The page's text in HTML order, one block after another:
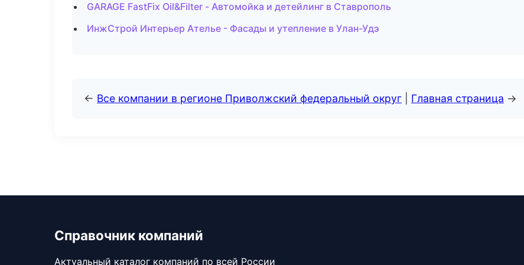
GARAGE FastFix Oil&Filter - Автомойка и детейлинг в Ставрополь
ИнжСтрой Интерьер Ателье - Фасады и утепление в Улан-Удэ
← Все компании в регионе Приволжский федеральный округ Главная страница →
Справочник компаний
Актуальный каталог компаний по всей России